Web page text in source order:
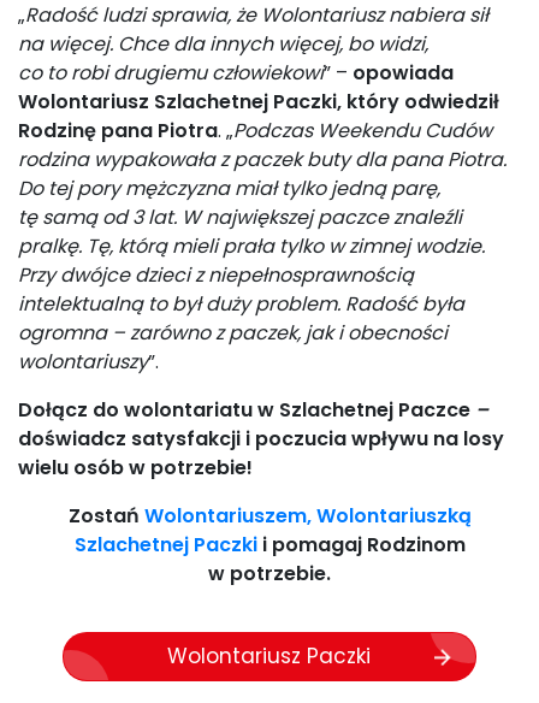
„Radość ludzi sprawia, że Wolontariusz nabiera sił
na więcej. Chce dla innych więcej, bo widzi,
co to robi drugiemu człowiekowi” – opowiada
Wolontariusz Szlachetnej Paczki, który odwiedził
Rodzinę pana Piotra. „Podczas Weekendu Cudów
rodzina wypakowała z paczek buty dla pana Piotra.
Do tej pory mężczyzna miał tylko jedną parę,
tę samą od 3 lat. W największej paczce znaleźli
pralkę. Tę, którą mieli prała tylko w zimnej wodzie.
Przy dwójce dzieci z niepełnosprawnością
intelektualną to był duży problem. Radość była
ogromna – zarówno z paczek, jak i obecności
wolontariuszy”.
Dołącz do wolontariatu w Szlachetnej Paczce –
doświadcz satysfakcji i poczucia wpływu na losy
wielu osób w potrzebie!
Zostań Wolontariuszem, Wolontariuszką
Szlachetnej Paczkii pomagaj Rodzinom
w potrzebie.
Wolontariusz Paczki